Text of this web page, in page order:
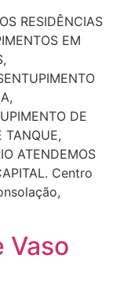
RESIDÊNCIAS
EM
DE
TANQUE,
ATENDEMOS
Centro
Vaso